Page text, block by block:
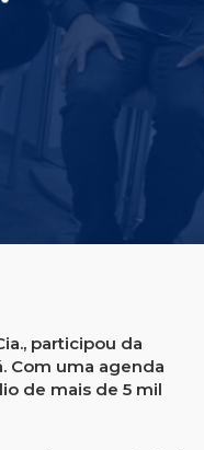
, participou da
Com uma agenda
de mais de 5 mil